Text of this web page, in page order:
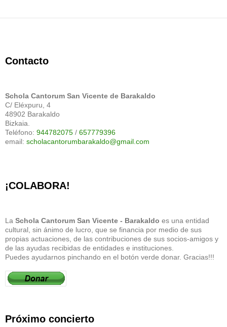
Contacto
Schola Cantorum San Vicente de Barakaldo
C/ Eléxpuru, 4
48902 Barakaldo
Bizkaia.
Teléfono: 944782075 / 657779396
email: scholacantorumbarakaldo@gmail.com
¡COLABORA!
La Schola Cantorum San Vicente - Barakaldo es una entidad
cultural, sin ánimo de lucro, que se financia por medio de sus
propias actuaciones, de las contribuciones de sus socios-amigos y
de las ayudas recibidas de entidades e instituciones.
Puedes ayudarnos pinchando en el botón verde donar. Gracias!!!
Próximo concierto